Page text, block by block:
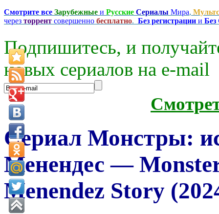
Смотрите все Зарубежные и Русские Сериалы Мира,
через торрент совершенно бесплатно. Без регистрации и
Подпишитесь, и
новых сериалов на e-mаil
Сериал Монстры:
Менендес —
Menendez Story